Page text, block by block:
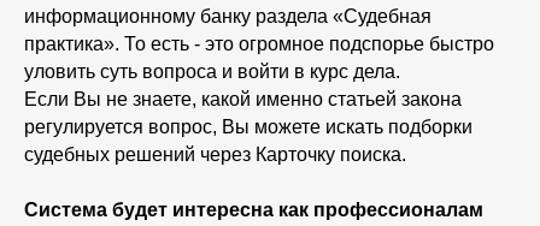
информационному банку раздела «Судебная
практика». То есть - это огромное подспорье быстро
уловить суть вопроса и войти в курс дела.
Если Вы не знаете, какой именно статьей закона
регулируется вопрос, Вы можете искать подборки
судебных решений через Карточку поиска.
Система будет интересна как профессионалам